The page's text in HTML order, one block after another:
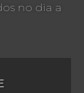
no dia a